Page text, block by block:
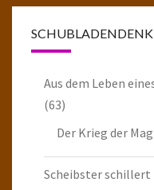
Aus dem Leben
(63)
Der Krieg der
Scheibster schillert